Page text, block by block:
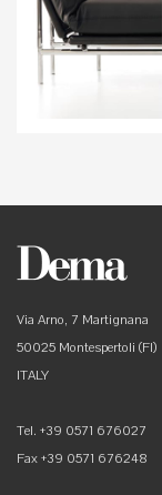
Via Arno, 7 Martignana
50025 Montespertoli (FI)
ITALY
Tel. +39 0571 676027
Fax +39 0571 676248